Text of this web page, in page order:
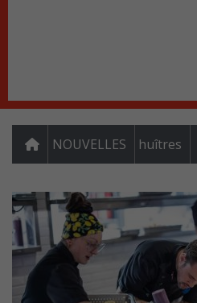
NOUVELLES huîtres